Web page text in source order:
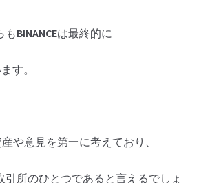
もBINANCEは最終的に
す。
や意見を第一に考えており、
所のひとつであると言えるでしょ